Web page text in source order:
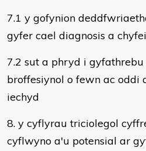
7.1 y gofynion
gyfer cael diagnosis a
7.2 sut a phryd i
broffesiynol o fewn ac oddi
iechyd
8. y cyflyrau triciolegol
cyflwyno a'u potensial ar